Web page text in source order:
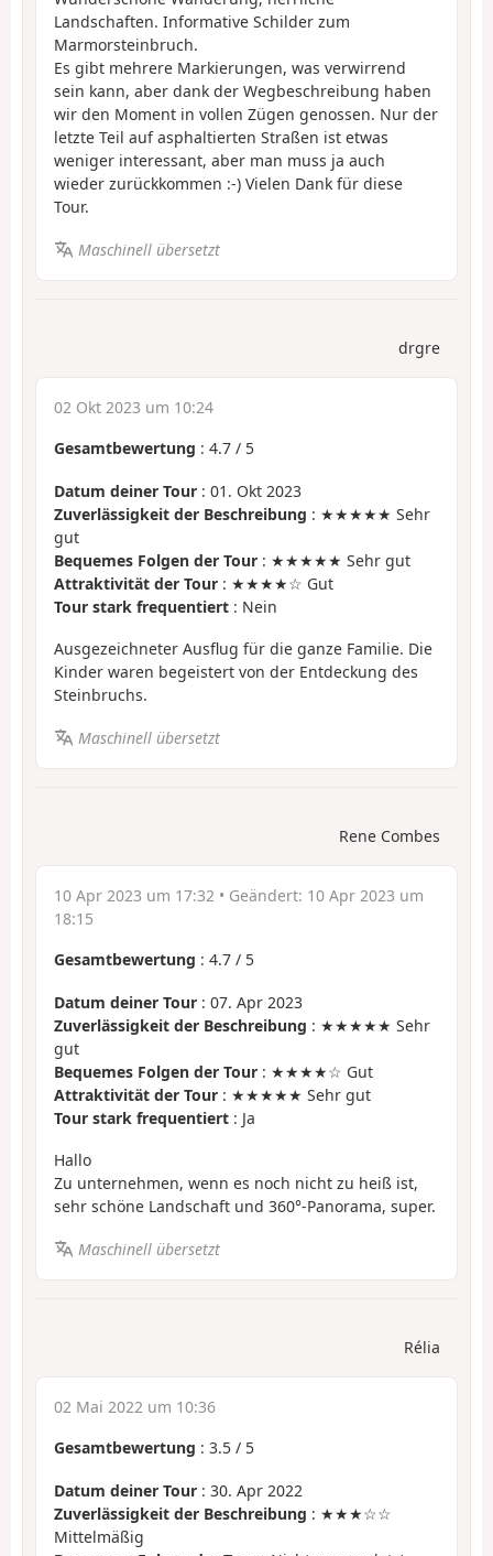
Landschaften. Informative Schilder zum
Marmorsteinbruch.
Es gibt mehrere Markierungen, was verwirrend
sein kann, aber dank der Wegbeschreibung haben
wir den Moment in vollen Zügen genossen. Nur der
letzte Teil auf asphaltierten Straßen ist etwas
weniger interessant, aber man muss ja auch
wieder zurückkommen :-) Vielen Dank für diese
Tour.
Maschinell übersetzt
drgre
02 Okt 2023 um 10:24
Gesamtbewertung : 4.7 / 5
Datum deiner Tour : 01. Okt 2023
Zuverlässigkeit der Beschreibung : ★★★★★ Sehr
gut
Bequemes Folgen der Tour : ★★★★★ Sehr gut
Attraktivität der Tour : ★★★★☆ Gut
Tour stark frequentiert : Nein
Ausgezeichneter Ausflug für die ganze Familie. Die
Kinder waren begeistert von der Entdeckung des
Steinbruchs.
Maschinell übersetzt
Rene Combes
10 Apr 2023 um 17:32 • Geändert: 10 Apr 2023 um
18:15
Gesamtbewertung : 4.7 / 5
Datum deiner Tour : 07. Apr 2023
Zuverlässigkeit der Beschreibung : ★★★★★ Sehr
gut
Bequemes Folgen der Tour : ★★★★☆ Gut
Attraktivität der Tour : ★★★★★ Sehr gut
Tour stark frequentiert : Ja
Hallo
Zu unternehmen, wenn es noch nicht zu heiß ist,
sehr schöne Landschaft und 360°-Panorama, super.
Maschinell übersetzt
Rélia
02 Mai 2022 um 10:36
Gesamtbewertung : 3.5 / 5
Datum deiner Tour : 30. Apr 2022
Zuverlässigkeit der Beschreibung : ★★★☆☆
Mittelmäßig